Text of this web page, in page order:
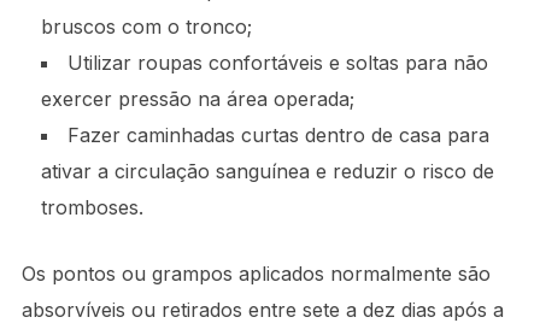
bruscos com o tronco;
Utilizar roupas confortáveis e soltas para não
exercer pressão na área operada;
Fazer caminhadas curtas dentro de casa para
ativar a circulação sanguínea e reduzir o risco de
tromboses.
Os pontos ou grampos aplicados normalmente são
absorvíveis ou retirados entre sete a dez dias após a